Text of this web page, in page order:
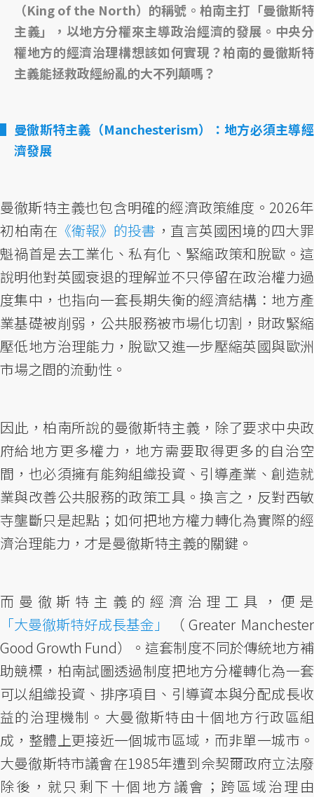
（King of the North）的稱號。柏南主打「曼徹斯特
主義」，以地方分權來主導政治經濟的發展。中央分
權地方的經濟治理構想該如何實現？柏南的曼徹斯特
主義能拯救政經紛亂的大不列顛嗎？
曼徹斯特主義（Manchesterism）：地方必須主導經
濟發展
曼徹斯特主義也包含明確的經濟政策維度。2026年
初柏南在 《衛報》的投書 ，直言英國困境的四大罪
魁禍首是去工業化、私有化、緊縮政策和脫歐。這
說明他對英國衰退的理解並不只停留在政治權力過
度集中，也指向一套長期失衡的經濟結構：地方產
業基礎被削弱，公共服務被市場化切割，財政緊縮
壓低地方治理能力，脫歐又進一步壓縮英國與歐洲
市場之間的流動性。
因此，柏南所說的曼徹斯特主義，除了要求中央政
府給地方更多權力，地方需要取得更多的自治空
間，也必須擁有能夠組織投資、引導產業、創造就
業與改善公共服務的政策工具。換言之，反對西敏
寺壟斷只是起點；如何把地方權力轉化為實際的經
濟治理能力，才是曼徹斯特主義的關鍵。
而曼徹斯特主義的經濟治理工具，便是
「大曼徹斯特好成長基金」
（Greater Manchester
Good Growth Fund）。這套制度不同於傳統地方補
助競標，柏南試圖透過制度把地方分權轉化為一套
可以組織投資、排序項目、引導資本與分配成長收
益的治理機制。大曼徹斯特由十個地方行政區組
成，整體上更接近一個城市區域，而非單一城市。
大曼徹斯特市議會在1985年遭到佘契爾政府立法廢
除後，就只剩下十個地方議會；跨區域治理由